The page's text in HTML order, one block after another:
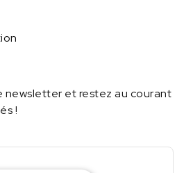
newsletter et restez au courant
!